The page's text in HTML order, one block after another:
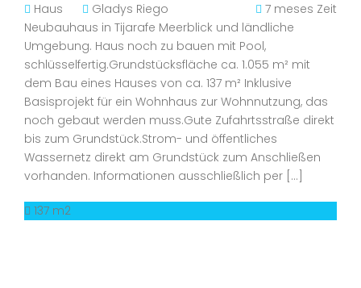
Haus
Gladys Riego
7 meses Zeit
Neubauhaus in Tijarafe Meerblick und ländliche
Umgebung. Haus noch zu bauen mit Pool,
schlüsselfertig.Grundstücksfläche ca. 1.055 m² mit
dem Bau eines Hauses von ca. 137 m² Inklusive
Basisprojekt für ein Wohnhaus zur Wohnnutzung, das
noch gebaut werden muss.Gute Zufahrtsstraße direkt
bis zum Grundstück.Strom- und öffentliches
Wassernetz direkt am Grundstück zum Anschließen
vorhanden. Informationen ausschließlich per […]
137 m2